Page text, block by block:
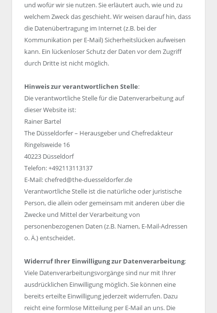
und wofür wir sie nutzen. Sie erläutert auch, wie und zu
welchem Zweck das geschieht. Wir weisen darauf hin, dass
die Datenübertragung im Internet (z.B. bei der
Kommunikation per E-Mail) Sicherheitslücken aufweisen
kann. Ein lückenloser Schutz der Daten vor dem Zugriff
durch Dritte ist nicht möglich.
Hinweis zur verantwortlichen Stelle:
Die verantwortliche Stelle für die Datenverarbeitung auf
dieser Website ist:
Rainer Bartel
The Düsseldorfer – Herausgeber und Chefredakteur
Ringelsweide 16
40223 Düsseldorf
Telefon: +492113113137
E-Mail: chefred@the-duesseldorfer.de
Verantwortliche Stelle ist die natürliche oder juristische
Person, die allein oder gemeinsam mit anderen über die
Zwecke und Mittel der Verarbeitung von
personenbezogenen Daten (z.B. Namen, E-Mail-Adressen
o. Ä.) entscheidet.
Widerruf Ihrer Einwilligung zur Datenverarbeitung:
Viele Datenverarbeitungsvorgänge sind nur mit Ihrer
ausdrücklichen Einwilligung möglich. Sie können eine
bereits erteilte Einwilligung jederzeit widerrufen. Dazu
reicht eine formlose Mitteilung per E-Mail an uns. Die